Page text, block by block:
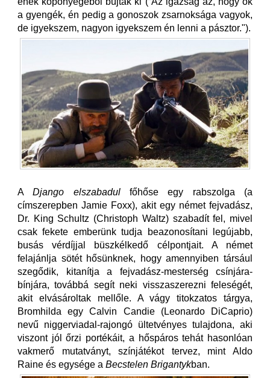
a gyengék, én pedig a gonoszok zsarnoksága vagyok,
de igyekszem, nagyon igyekszem én lenni a pásztor.").
ADjango elszabadulfőhőse egy rabszolga (a
címszerepben Jamie Foxx), akit egy német fejvadász,
Dr. King Schultz (Christoph Waltz) szabadít fel, mivel
csak fekete emberünk tudja beazonosítani legújabb,
busás vérdíjjal büszkélkedő célpontjait. A német
felajánlja sötét hősünknek, hogy amennyiben társául
szegődik, kitanítja a fejvadász-mesterség csínjára-
bínjára, továbbá segít neki visszaszerezni feleségét,
akit elvásároltak mellőle. A vágy titokzatos tárgya,
Bromhilda egy Calvin Candie (Leonardo DiCaprio)
nevű niggerviadal-rajongó ültetvényes tulajdona, aki
viszont jól őrzi portékáit, a hőspáros tehát hasonlóan
vakmerő mutatványt, színjátékot tervez, mint Aldo
Raine és egysége a Becstelen Brigantykban.